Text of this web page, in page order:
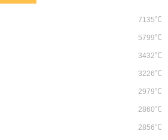
7135℃
5799℃
3432℃
3226℃
2979℃
2860℃
2856℃